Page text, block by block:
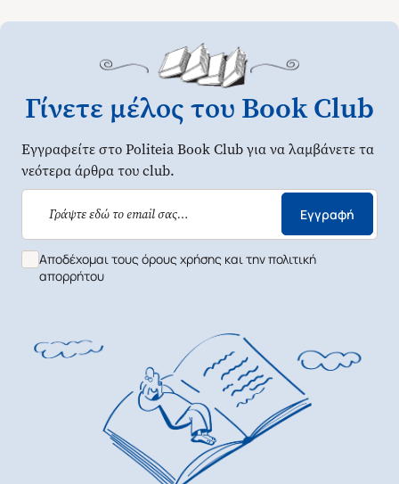
Γίνετε μέλος του Book Club
Εγγραφείτε στο Politeia Book Club για να λαμβάνετε τα
νεότερα άρθρα του club.
Εγγραφή
Αποδέχομαι τους όρους χρήσης και την πολιτική
απορρήτου